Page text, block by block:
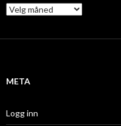
A
r
i
META
Logg inn